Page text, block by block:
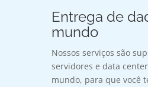
Entrega de
mundo
Nossos serviços são
servidores e data
mundo, para que você